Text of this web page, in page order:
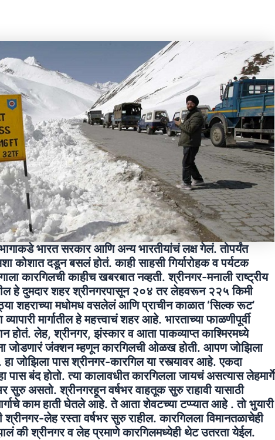
भारत सरकार आणि अन्य भारतीयांचं लक्ष गेलं. तोपर्यंत
कोशात दडून बसलं होतं. काही साहसी गिर्यारोहक व पर्यटक
कारगिलची काहीच खबरबात नव्हती. श्रीनगर-मनाली राष्ट्रीय
हे दुमदार शहर श्रीनगरपासून २०४ तर लेहवरून २२५ किमी
शहराच्या मधोमध वसलेलं आणि प्राचीन काळात ‘सिल्क रूट’
मार्गातील हे महत्त्वाचं शहर आहे. भारताच्या फाळणीपूर्वी
होतं. लेह, श्रीनगर, झंस्कार व आता पाकव्याप्त काश्मिरमध्ये
जोडणारं जंक्शन म्हणून कारगिलची ओळख होती. आपण जोझिला
जोझिला पास श्रीनगर-कारगिल या रस्त्यावर आहे. एकदा
पास बंद होतो. त्या कालावधीत कारगिलला जायचं असत्यास लेहमार्गे
सुरु असतो. श्रीनगरहून वर्षभर वाहतूक सुरु राहावी यासाठी
काम हाती घेतले आहे. ते आता शेवटच्या टप्प्यात आहे . तो भुयारी
श्रीनगर-लेह रस्ता वर्षभर सुरु राहील. कारगिलला विमानतळाचेही
श्रीनगर व लेह प्रमाणे कारगिलमध्येही थेट उतरता येईल.